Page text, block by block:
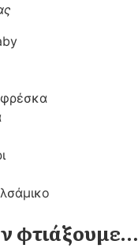
φρέσκα
φτιάξουμε…